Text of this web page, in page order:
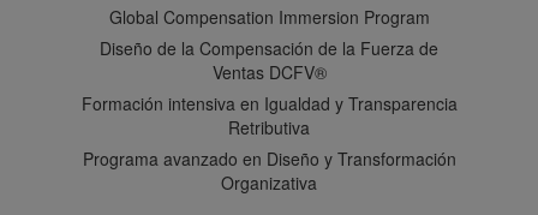
Global Compensation Immersion Program
Diseño de la Compensación de la Fuerza de
Ventas DCFV®
Formación intensiva en Igualdad y Transparencia
Retributiva
Programa avanzado en Diseño y Transformación
Organizativa